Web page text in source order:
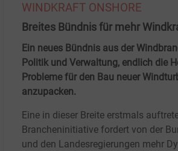
WINDKRAFT ONSHORE
Breites Bündnis für mehr
Ein neues Bündnis aus der
Politik und Verwaltung, endlich die
Probleme für den Bau neuer
anzupacken.
Eine in dieser Breite erstmals
Brancheninitiative fordert von der
und den Landesregierungen mehr